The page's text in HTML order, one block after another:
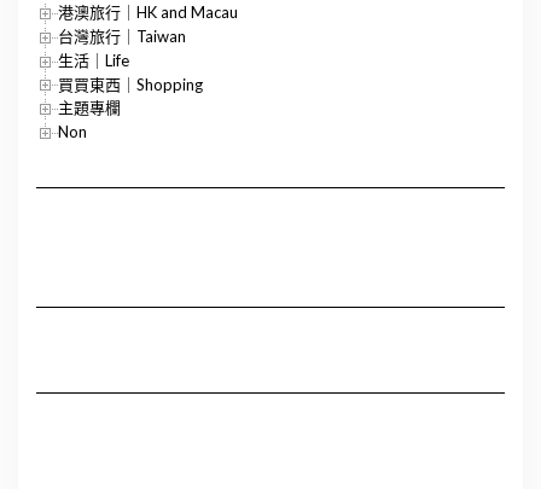
港澳旅行｜HK and Macau
台灣旅行｜Taiwan
生活｜Life
買買東西｜Shopping
主題專欄
Non